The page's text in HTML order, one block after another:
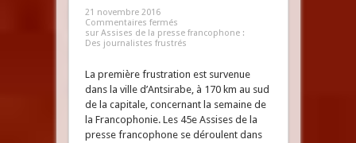
21 novembre 2016
Commentaires fermés
sur Assises de la presse francophone :
Des journalistes frustrés
La première frustration est survenue
dans la ville d’Antsirabe, à 170 km au sud
de la capitale, concernant la semaine de
la Francophonie. Les 45e Assises de la
presse francophone se déroulent dans